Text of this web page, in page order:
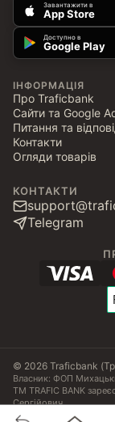
Завантажити в
App Store
Доступно в
Google Play
ІНФОРМАЦІЯ
Про Traficbank
Сайти та Google
Питання та
Контакти
Огляди товарів
КОНТАКТИ
Telegram
© 2026 Traficbank
Власник: ФОП
ТМ TRAFIC BANK
Сергійович.